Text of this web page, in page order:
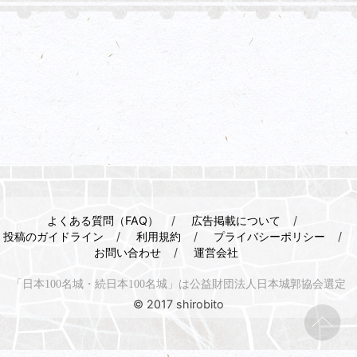
よくある質問（FAQ）
広告掲載について
投稿のガイドライン
利用規約
プライバシーポリシー
お問い合わせ
運営会社
「日本100名城・続日本100名城」は公益財団法人日本城郭協会選定
© 2017 shirobito